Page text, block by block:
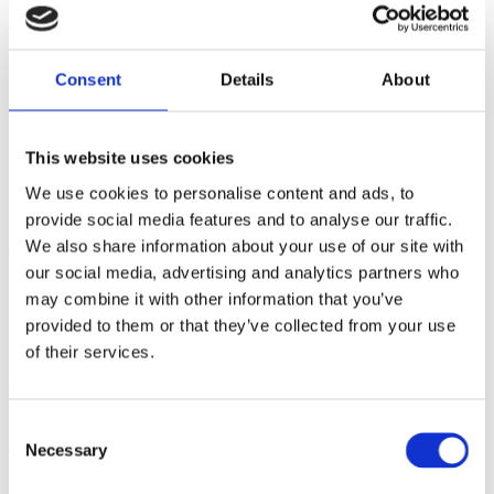
Consent Details About
This website uses cookies
We use cookies to personalise content and ads, to
provide social media features and to analyse our traffic.
We also share information about your use of our site with
our social media, advertising and analytics partners who
may combine it with other information that you’ve
provided to them or that they’ve collected from your use
of their services.
Selection
Necessary
Besök hos vår kund IPCO i Sandviken!
Vi
Läs mer
Peter Sohlén och Gabriella Vettese om AARO & vår
A Great Place To Work-certifiering
2 april, 2024
AARO – a great place to work! Nu har det gått tre månader
sedan Gabriella Vettese började
Spännande dag på World Finance Forum 2024 i